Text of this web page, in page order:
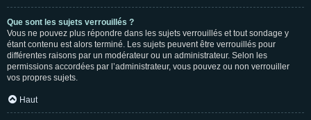
Que sont les sujets verrouillés ?
Vous ne pouvez plus répondre dans les sujets verrouillés et tout sondage y
étant contenu est alors terminé. Les sujets peuvent être verrouillés pour
différentes raisons par un modérateur ou un administrateur. Selon les
permissions accordées par l’administrateur, vous pouvez ou non verrouiller
vos propres sujets.
Haut